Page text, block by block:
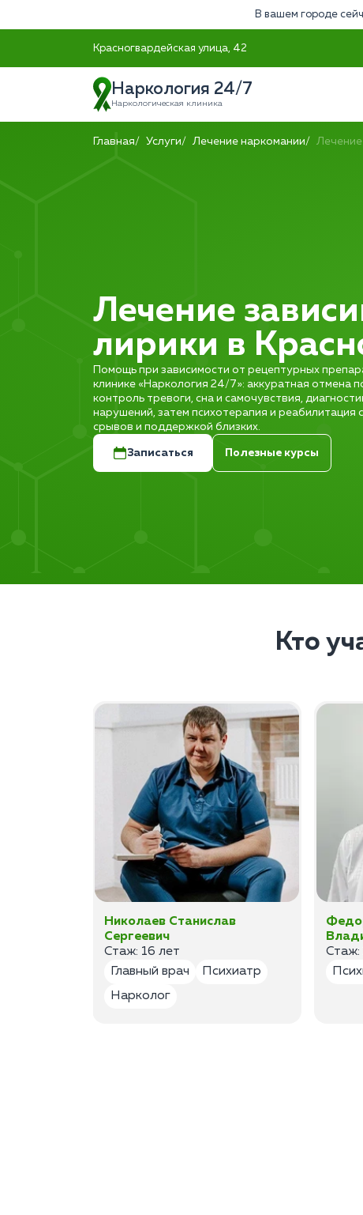
В вашем городе
Красногвардейская улица, 42
Наркология 24/7
Наркологическая клиника
Главная Услуги Лечение наркомании
Лечение
лирики в
Помощь при зависимости от рецептурных
клинике «Наркология 24/7»: аккуратная отмена
контроль тревоги, сна и самочувствия,
нарушений, затем психотерапия и реабилитация
срывов и поддержкой близких.
Записаться Полезные курсы
Кто
Николаев Станислав
Сергеевич
Стаж: 16 лет
Главный врач
Психиатр
Нарколог
Стаж: